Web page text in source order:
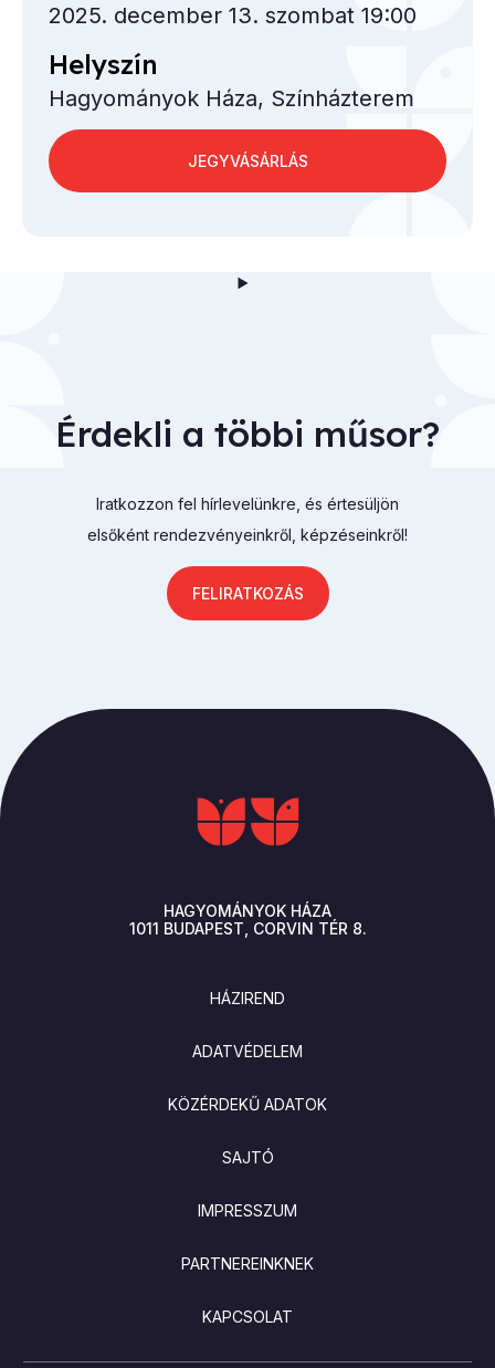
2025. december 13. szombat 19:00
Helyszín
Hagyományok Háza, Színházterem
JEGYVÁSÁRLÁS
Érdekli a többi műsor?
Iratkozzon fel hírlevelünkre, és értesüljön
elsőként rendezvényeinkről, képzéseinkről!
FELIRATKOZÁS
HAGYOMÁNYOK HÁZA
1011 BUDAPEST CORVIN TÉR 8.
HÁZIREND
ADATVÉDELEM
KÖZÉRDEKŰ ADATOK
SAJTÓ
IMPRESSZUM
PARTNEREINKNEK
KAPCSOLAT